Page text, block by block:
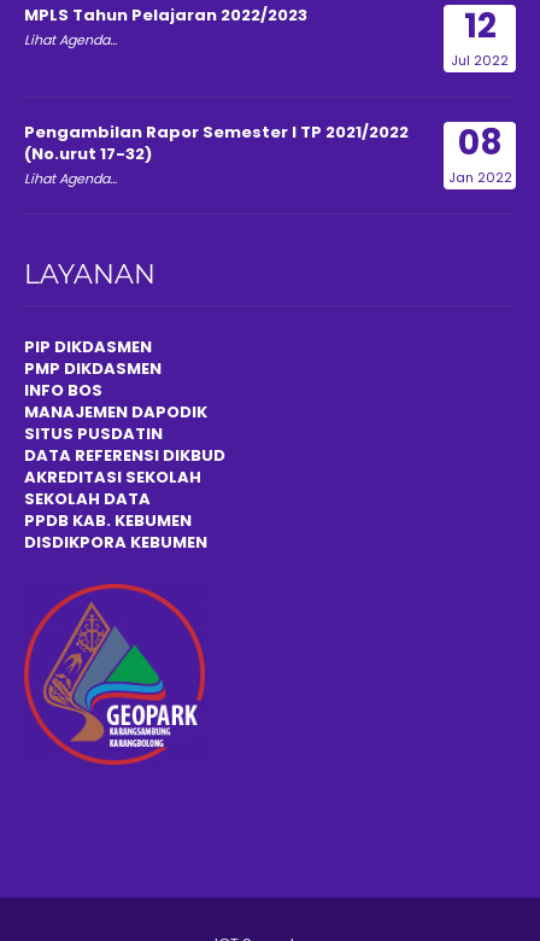
12
Jul 2022
MPLS Tahun Pelajaran 2022/2023
Lihat Agenda...
08
Jan 2022
Pengambilan Rapor Semester I TP 2021/2022
(No.urut 17-32)
Lihat Agenda...
LAYANAN
PIP DIKDASMEN
PMP DIKDASMEN
INFO BOS
MANAJEMEN DAPODIK
SITUS PUSDATIN
DATA REFERENSI DIKBUD
AKREDITASI SEKOLAH
SEKOLAH DATA
PPDB KAB. KEBUMEN
DISDIKPORA KEBUMEN